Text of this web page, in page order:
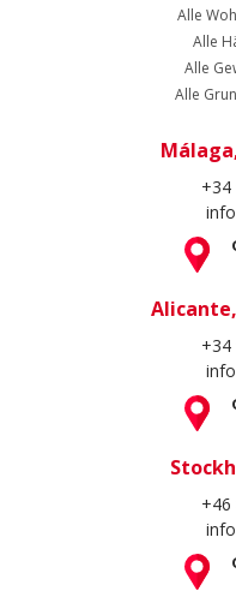
Alle
Alle
Alle
Alle
+34
+34
+46